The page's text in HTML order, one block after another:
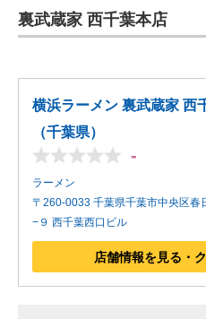
裏武蔵家 西千葉本店
横浜ラーメン 裏武蔵家 西
（千葉県）
-
ラーメン
〒260-0033 千葉県千葉市中央区春
−９ 西千葉西口ビル
店舗情報を見る・